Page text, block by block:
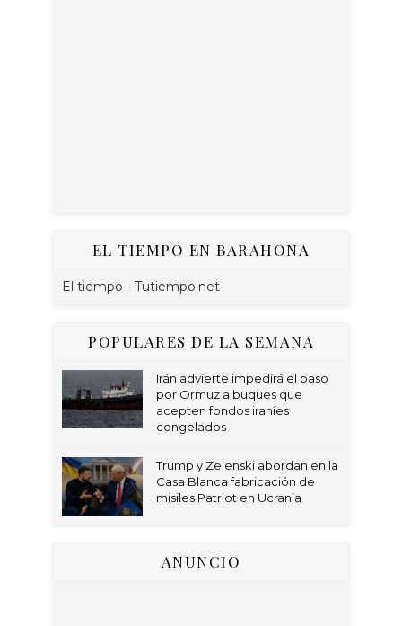
EL TIEMPO EN BARAHONA
El tiempo - Tutiempo.net
POPULARES DE LA SEMANA
Irán advierte impedirá el paso
por Ormuz a buques que
acepten fondos iraníes
congelados
Trump y Zelenski abordan en la
Casa Blanca fabricación de
misiles Patriot en Ucrania
ANUNCIO